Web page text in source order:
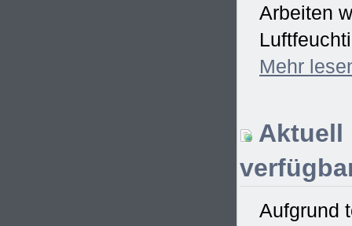
Arbeiten
Mehr
Aktuell
Aufgrund